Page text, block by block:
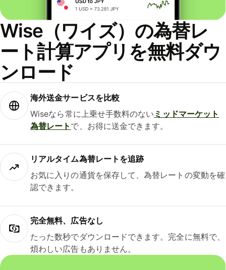
Wise（ワイズ）の為替レ
ート計算アプリを無料ダウ
ンロード
海外送金サービスを比較
Wiseなら常に上乗せ手数料のない ミッドマーケット
為替レート で、お得に送金できます。
リアルタイム為替レートを追跡
お気に入りの通貨を保存して、為替レートの変動を確
認できます。
完全無料、広告なし
たった数秒でダウンロードできます。完全に無料で、
煩わしい広告もありません。